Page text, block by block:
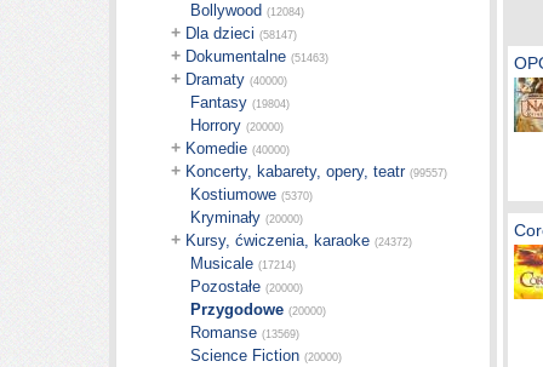
Bollywood (12084)
+ Dla dzieci (58147)
+ Dokumentalne (51463)
+ Dramaty (40000)
Fantasy (19804)
Horrory (20000)
+ Komedie (40000)
+ Koncerty, kabarety, opery, teatr (99557)
Kostiumowe (5370)
Kryminały (20000)
+ Kursy, ćwiczenia, karaoke (24372)
Musicale (17214)
Pozostałe (20000)
Przygodowe (20000)
Romanse (13569)
Science Fiction (20000)